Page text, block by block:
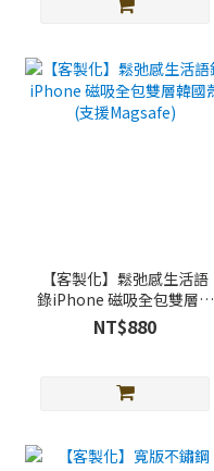
【客製化】鬆弛感生活語
錄iPhone 磁吸全包雙層韓
國殼 (支援Magsafe)
NT$880